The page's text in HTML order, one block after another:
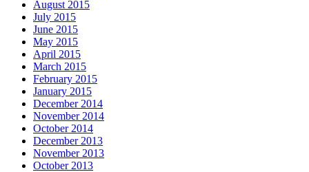
August 2015
July 2015
June 2015
May 2015
April 2015
March 2015
February 2015
January 2015
December 2014
November 2014
October 2014
December 2013
November 2013
October 2013